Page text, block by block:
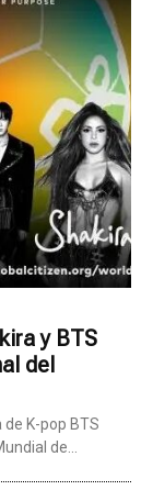
y BTS
del
de K-pop BTS
de...